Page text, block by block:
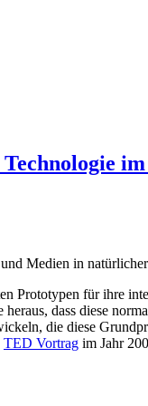
Medien in
Prototypen für ihre
dass diese
die diese
TED Vortrag im Jahr